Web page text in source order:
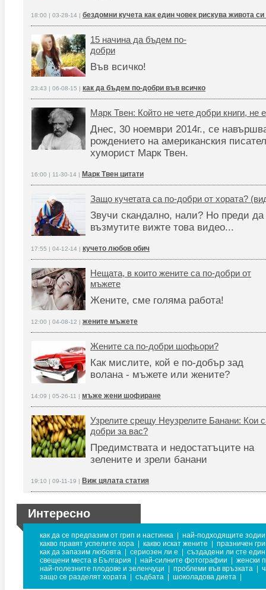
18:00 | 03-28-14 | бездомни кучета как един човек рискува живота
15 начина да бъдем по-
добри
Във всичко!
23:43 | 06-08-15 | как да бъдем по-добри във всичко
Марк Твен: Който не чете добри книги, не
Днес, 30 ноември 2014г., се
рождението на американския
хуморист Марк Твен.
16:00 | 11-30-14 | Марк Твен цитати
Защо кучетата са по-добри от хората?
Звучи скандално, нали? Но преди да
възмутите вижте това видео...
17:55 | 04-12-14 | кучето любов обич
Нещата, в които жените са по-добри от
мъжете
Жените, сме голяма работа!
12:00 | 04-08-12 | жените мъжете
Жените са по-добри шофьори?
Как мислите, кой е по-добър зад
волана - мъжете или жените?
14:09 | 05-26-11 | мъже жени шофиране
Узрелите срещу Неузрелите Банани: Кои
добри за вас?
Предимствата и недостатъците на
зелените и зрели банани
19:10 | 09-11-19 | Виж цялата статия
Интересно
как да се предпазим от грип и настинка
най-подходящите зодии
какво правят успелите хора
какво искат жените
празничен
как да запазим любовта
сериозен ли е
създадени ли сте един
свещени места в България
най-силните фотографии
женски
най-полезните плодове и зеленчуци
проблеми във връзката
защо се разделят хората
съдбата шоколадова диета